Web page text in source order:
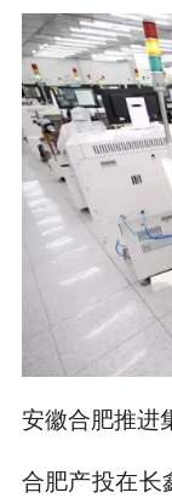
安徽合肥推进
合肥产投在长